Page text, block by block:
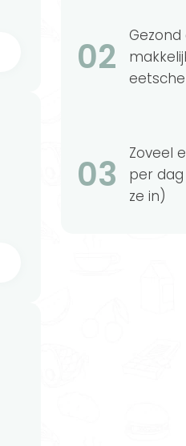
02
03
Zoveel
per
ze in)